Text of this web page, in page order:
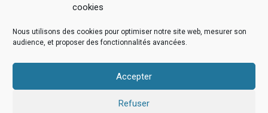
cookies
Nous utilisons des cookies pour optimiser notre site web, mesurer son
audience, et proposer des fonctionnalités avancées.
Accepter
Refuser